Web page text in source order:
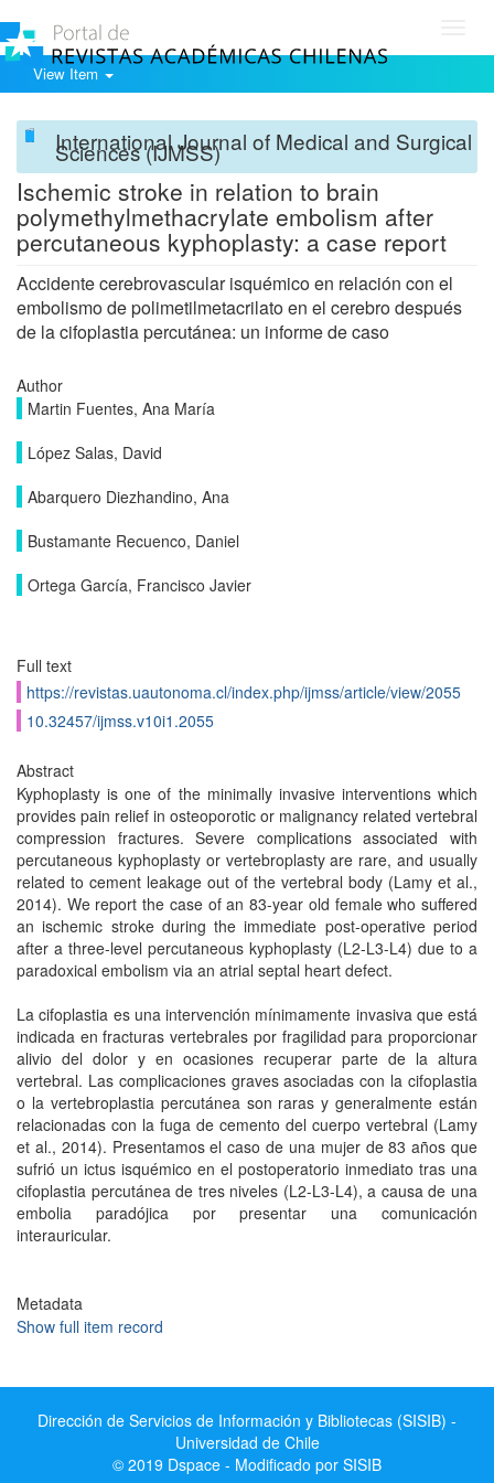
View Item
International Journal of Medical and Surgical
Sciences (IJMSS)
Ischemic stroke in relation to brain
polymethylmethacrylate embolism after
percutaneous kyphoplasty: a case report
Accidente cerebrovascular isquémico en relación con el
embolismo de polimetilmetacrilato en el cerebro después
de la cifoplastia percutánea: un informe de caso
Author
Martin Fuentes, Ana María
López Salas, David
Abarquero Diezhandino, Ana
Bustamante Recuenco, Daniel
Ortega García, Francisco Javier
Full text
https://revistas.uautonoma.cl/index.php/ijmss/article/view/2055
10.32457/ijmss.v10i1.2055
Abstract
Kyphoplasty is one of the minimally invasive interventions which
provides pain relief in osteoporotic or malignancy related vertebral
compression fractures. Severe complications associated with
percutaneous kyphoplasty or vertebroplasty are rare, and usually
related to cement leakage out of the vertebral body (Lamy et al.,
2014). We report the case of an 83-year old female who suffered
an ischemic stroke during the immediate post-operative period
after a three-level percutaneous kyphoplasty (L2-L3-L4) due to a
paradoxical embolism via an atrial septal heart defect.
La cifoplastia es una intervención mínimamente invasiva que está
indicada en fracturas vertebrales por fragilidad para proporcionar
alivio del dolor y en ocasiones recuperar parte de la altura
vertebral. Las complicaciones graves asociadas con la cifoplastia
o la vertebroplastia percutánea son raras y generalmente están
relacionadas con la fuga de cemento del cuerpo vertebral (Lamy
et al., 2014). Presentamos el caso de una mujer de 83 años que
sufrió un ictus isquémico en el postoperatorio inmediato tras una
cifoplastia percutánea de tres niveles (L2-L3-L4), a causa de una
embolia paradójica por presentar una comunicación
interauricular.
Metadata
Show full item record
Dirección de Servicios de Información y Bibliotecas (SISIB) -
Universidad de Chile
© 2019 Dspace - Modificado por SISIB